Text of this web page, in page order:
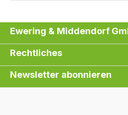
Ewering & Middendorf
Rechtliches
Newsletter abonnieren